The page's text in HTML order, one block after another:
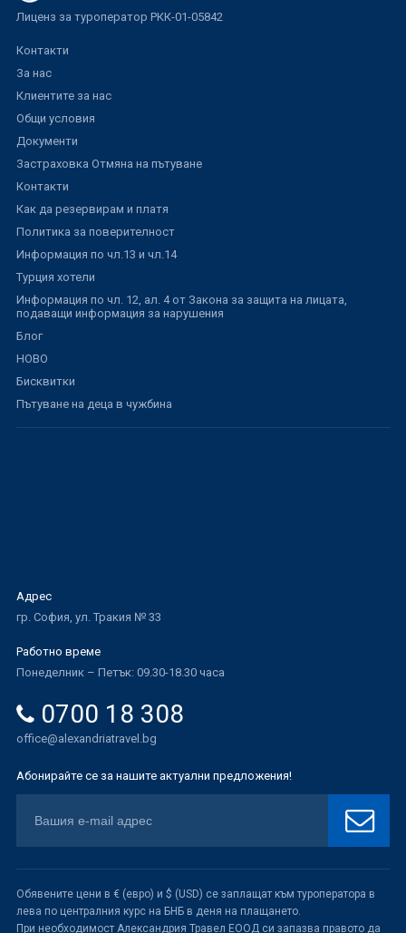
Лиценз за туроператор РКК-01-05842
Контакти
За нас
Клиентите за нас
Общи условия
Документи
Застраховка Отмяна на пътуване
Контакти
Как да резервирам и платя
Политика за поверителност
Информация по чл.13 и чл.14
Турция хотели
Информация по чл. 12, ал. 4 от Закона за защита на лицата,
подаващи информация за нарушения
Блог
НОВО
Бисквитки
Пътуване на деца в чужбина
Адрес
гр. София, ул. Тракия № 33
Работно време
Понеделник – Петък: 09.30-18.30 часа
0700 18 308
office@alexandriatravel.bg
Абонирайте се за нашите актуални предложения!
Обявените цени в € (евро) и $ (USD) се заплащат към туроператора в
лева по централния курс на БНБ в деня на плащането.
При необходимост Александрия Травел ЕООД си запазва правото да